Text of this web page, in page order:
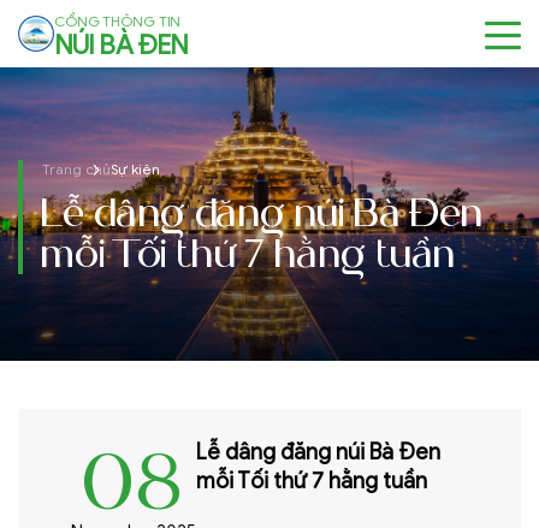
CỔNG THÔNG TIN
NÚI BÀ ĐEN
Trang chủSự kiện
Lễ dâng đăng núi Bà Đen
mỗi Tối thứ 7 hằng tuần
08
Lễ dâng đăng núi Bà Đen
mỗi Tối thứ 7 hằng tuần